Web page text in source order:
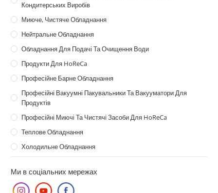
Кондитерських Виробів
Миюче, Чистяче Обладнання
Нейтральне Обладнання
Обладнання Для Подачі Та Очищення Води
Продукти Для HoReCa
Професійне Барне Обладнання
Професійні Вакуумні Пакувальники Та Вакууматори Для
Продуктів
Професійні Миючі Та Чистячі Засоби Для HoReCa
Теплове Обладнання
Холодильне Обладнання
Ми в соціальних мережах